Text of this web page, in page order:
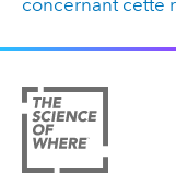
concernant cette